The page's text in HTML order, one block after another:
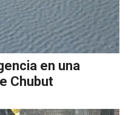
en una
Chubut